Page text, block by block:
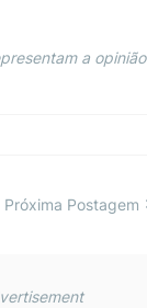
a opinião
Próxima Postagem